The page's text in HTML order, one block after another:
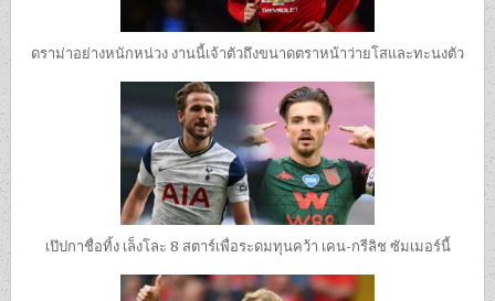
ดราม่าอย่างหนักหน่วง งานนี้เจ้าตัวถึงขนาดตราหน้าว่ายโสและทะนงตัว
เป๊ปกาชื่อทิ้ง เล็งโละ 8 สตาร์เพื่อระดมทุนคว้า เคน-กรีลิช ซัมเมอร์นี้